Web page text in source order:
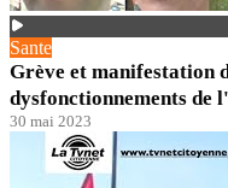
Sante
Grève et manifestation
dysfonctionnements de
30 mai 2023